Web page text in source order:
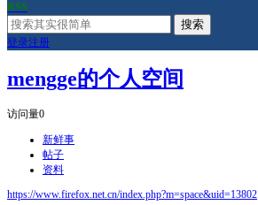
RSS
搜索
登录注册
mengge的个人空间
访问量0
新鲜事
帖子
资料
https://www.firefox.net.cn/index.php?m=space&uid=13802